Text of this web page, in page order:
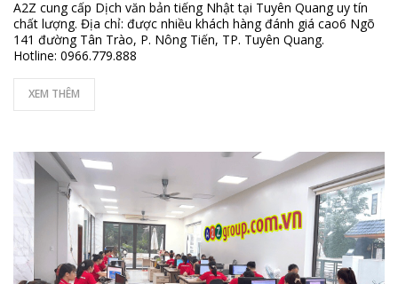
A2Z cung cấp Dịch văn bản tiếng Nhật tại Tuyên Quang uy tín
chất lượng. Địa chỉ: được nhiều khách hàng đánh giá cao6 Ngõ
141 đường Tân Trào, P. Nông Tiến, TP. Tuyên Quang.
Hotline: 0966.779.888
XEM THÊM